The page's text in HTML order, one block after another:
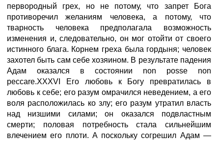
первородный грех, но не потому, что запрет Бога
противоречил желаниям человека, а потому, что
тварность человека предполагала возможность
изменения и, следовательно, он мог отойти от своего
истинного блага. Корнем греха была гордыня; человек
захотел быть сам себе хозяином. В результате падения
Адам оказался в состоянии non posse non
peccare.XXXVI Его любовь к Богу превратилась в
любовь к себе; его разум омрачился неведением, а его
воля расположилась ко злу; его разум утратил власть
над низшими силами; он оказался подвластным
смерти; половая потребность стала сильнейшим
влечением его плоти. А поскольку согрешил Адам —